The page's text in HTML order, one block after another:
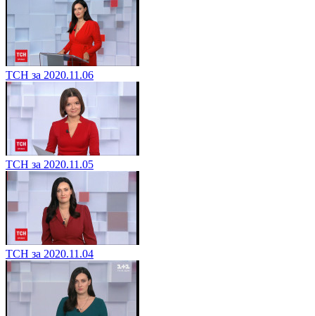
ТСН за 2020.11.06
ТСН за 2020.11.05
ТСН за 2020.11.04